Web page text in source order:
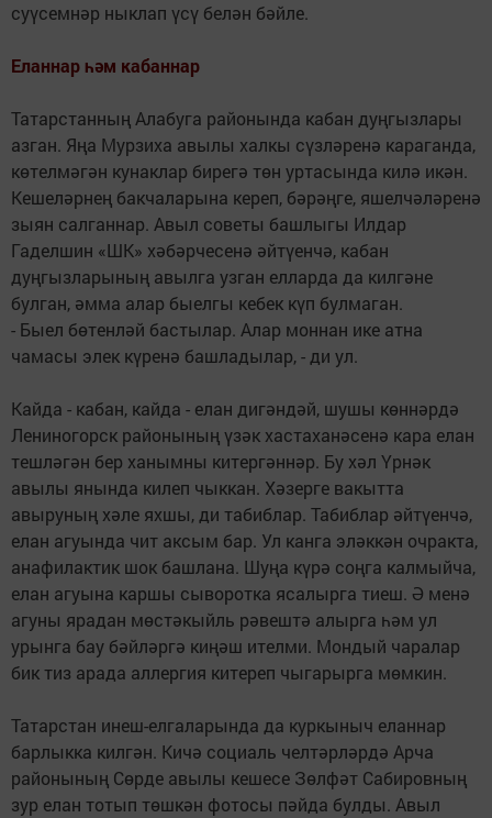
суүсемнәр ныклап үсү белән бәйле.
Еланнар һәм кабаннар
Татарстанның Алабуга районында кабан дуңгызлары
азган. Яңа Мурзиха авылы халкы сүзләренә караганда,
көтелмәгән кунаклар бирегә төн уртасында килә икән.
Кешеләрнең бакчаларына кереп, бәрәңге, яшелчәләренә
зыян салганнар. Авыл советы башлыгы Илдар
Гаделшин «ШК» хәбәрчесенә әйтүенчә, кабан
дуңгызларының авылга узган елларда да килгәне
булган, әмма алар быелгы кебек күп булмаган.
- Быел бөтенләй бастылар. Алар моннан ике атна
чамасы элек күренә башладылар, - ди ул.
Кайда - кабан, кайда - елан дигәндәй, шушы көннәрдә
Лениногорск районының үзәк хастаханәсенә кара елан
тешләгән бер ханымны китергәннәр. Бу хәл Үрнәк
авылы янында килеп чыккан. Хәзерге вакытта
авыруның хәле яхшы, ди табиблар. Табиблар әйтүенчә,
елан агуында чит аксым бар. Ул канга эләккән очракта,
анафилактик шок башлана. Шуңа күрә соңга калмыйча,
елан агуына каршы сыворотка ясалырга тиеш. Ә менә
агуны ярадан мөстәкыйль рәвештә алырга һәм ул
урынга бау бәйләргә киңәш ителми. Мондый чаралар
бик тиз арада аллергия китереп чыгарырга мөмкин.
Татарстан инеш-елгаларында да куркыныч еланнар
барлыкка килгән. Кичә социаль челтәрләрдә Арча
районының Сөрде авылы кешесе Зөлфәт Сабировның
зур елан тотып төшкән фотосы пәйда булды. Авыл